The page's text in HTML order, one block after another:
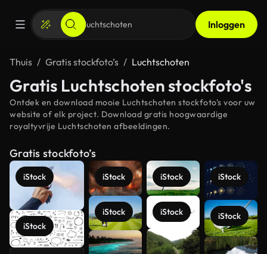
Inloggen
Thuis Gratis stockfoto’s Luchtschoten
Gratis Luchtschoten stockfoto's
Ontdek en download mooie Luchtschoten stockfoto's voor uw
website of elk project. Download gratis hoogwaardige
royaltyvrije Luchtschoten afbeeldingen.
Gratis stockfoto’s
iStock
iStock
iStock
iStock
iStock
iStock
iStock
iStock
Meer